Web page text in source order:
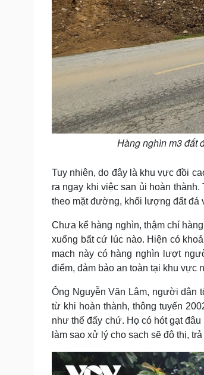
Hàng nghìn m3 đất
Tuy nhiên, do đây là khu vực đồi
ra ngay khi việc san ủi hoàn
theo mặt đường, khối lượng đất đá
Chưa kể hàng nghìn, thậm chí
xuống bất cứ lúc nào. Hiện có
mạch này có hàng nghìn lượt
điểm, đảm bảo an toàn tại khu vực
Ông Nguyễn Văn Lâm, người dân
từ khi hoàn thành, thông tuyến
như thế đấy chứ. Họ có hót gạt
làm sao xử lý cho sạch sẽ đô thị,